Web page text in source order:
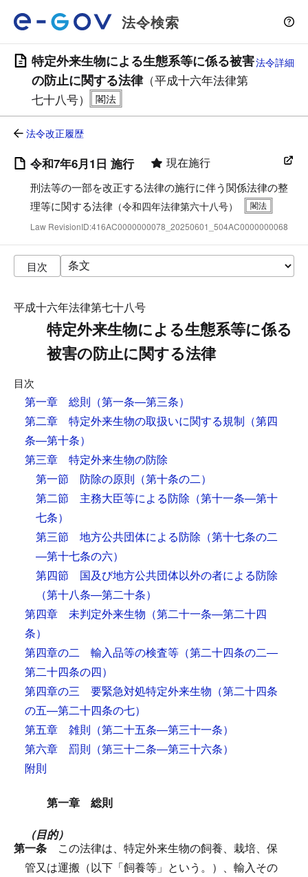
法令検索
特定外来生物による生態系等に係る被害
の防止に関する法律（平成十六年法律第
七十八号）
法令詳細
法令改正履歴
令和7年6月1日 施行 現在施行
刑法等の一部を改正する法律の施行に伴う関係法律の整
理等に関する法律 （令和四年法律第六十八号）
Law RevisionID:416AC0000000078_20250601_504AC0000000068
目次
平成十六年法律第七十八号
特定外来生物による生態系等に係る
被害の防止に関する法律
目次
第一章 総則 （第一条―第三条）
第二章 特定外来生物の取扱いに関する規制 （第四
条―第十条）
第三章 特定外来生物の防除
第一節 防除の原則 （第十条の二）
第二節 主務大臣等による防除 （第十一条―第十
七条）
第三節 地方公共団体による防除 （第十七条の二
―第十七条の六）
第四節 国及び地方公共団体以外の者による防除
（第十八条―第二十条）
第四章 未判定外来生物 （第二十一条―第二十四
条）
第四章の二 輸入品等の検査等 （第二十四条の二―
第二十四条の四）
第四章の三 要緊急対処特定外来生物 （第二十四条
の五―第二十四条の七）
第五章 雑則 （第二十五条―第三十一条）
第六章 罰則 （第三十二条―第三十六条）
附則
第一章 総則
（目的）
第一条 この法律は、特定外来生物の飼養、栽培、保
管又は運搬（以下「飼養等」という。）、輸入その